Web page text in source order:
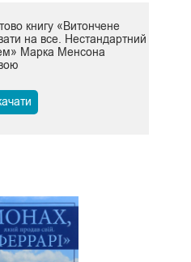
книгу «Витончене
на все. Нестандартний
Марка Менсона